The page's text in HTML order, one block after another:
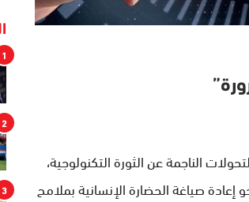
الناجمة عن الثورة التكنولوجية،
صياغة الحضارة الإنسانية بملامح
1
2
3